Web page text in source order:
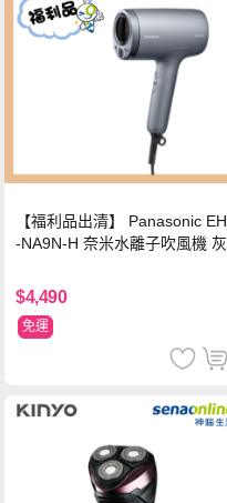
【福利品出清】 Panasonic EH
-NA9N-H 奈米水離子吹風機 灰
$4,490
免運